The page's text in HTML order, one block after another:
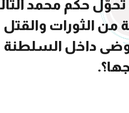
حكم محمد
من الثورات والقتل
داخل السلطنة